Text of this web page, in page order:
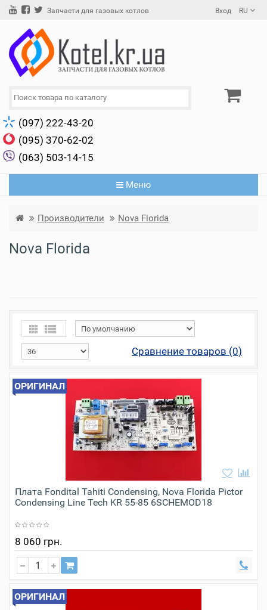
Запчасти для газовых котлов Вход RU
(097) 222-43-20
(095) 370-62-02
(063) 503-14-15
Меню
Производители Nova Florida
Nova Florida
Сравнение товаров (0)
ОРИГИНАЛ
Плата Fondital Tahiti Condensing, Nova Florida Pictor
Condensing Line Tech KR 55-85 6SCHEMOD18
8 060 грн.
ОРИГИНАЛ